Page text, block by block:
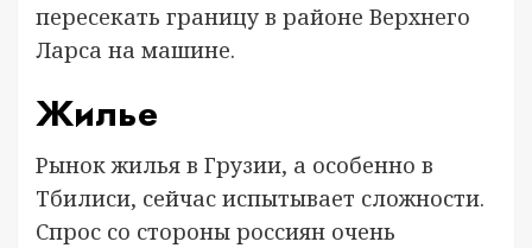
пересекать границу в районе Верхнего
Ларса на машине.
Жилье
Рынок жилья в Грузии, а особенно в
Тбилиси, сейчас испытывает сложности.
Спрос со стороны россиян очень